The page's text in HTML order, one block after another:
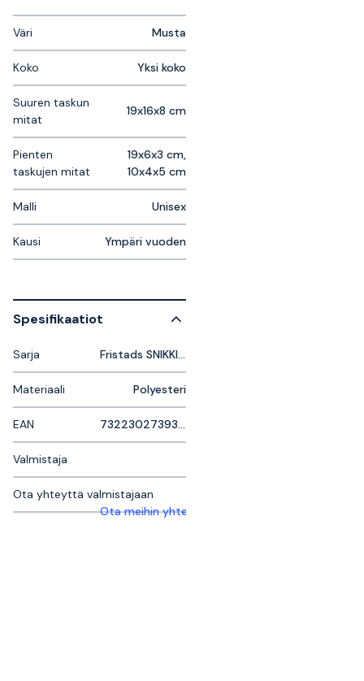
Väri Musta
Koko Yksi koko
Suuren taskun
mitat
19x16x8 cm
Pienten
taskujen mitat
19x6x3 cm,
10x4x5 cm
Malli Unisex
Kausi Ympäri vuoden
Spesifikaatiot
Sarja Fristads SNIKKI Toolbelts
Materiaali Polyesteri
EAN
Valmistaja
Ota yhteyttä valmistajaan
Ota meihin yhteyttä saadaksesi lisätietoja